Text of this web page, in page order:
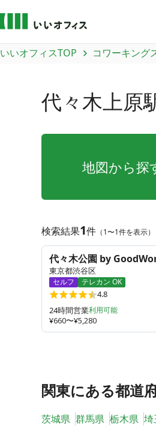
いいオフィスTOP コワーキング
代々木上原
地図から探
検索結果1件 （1〜1件を表示）
代々木公園 by
東京都渋谷区
セルフ テレカン OK
4.8
24時間営業利用可能
¥660〜¥5,280
関東にある都道
茨城県 群馬県 栃木県 埼